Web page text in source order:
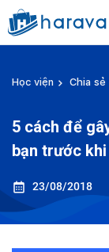
Học viện Chia
5 cách để
bạn trước
23/08/2018